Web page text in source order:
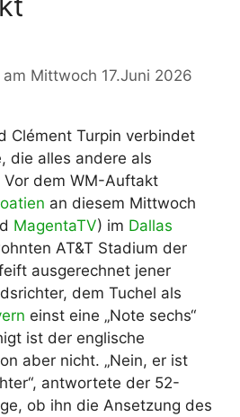
Mittwoch 17.Juni 2026
Clément Turpin verbindet
die alles andere als
dem WM-Auftakt
an diesem Mittwoch
MagentaTV) im Dallas
AT&T Stadium der
ausgerechnet jener
dem Tuchel als
einst eine „Note sechs“
ist der englische
aber nicht. „Nein, er ist
antwortete der 52-
ob ihn die Ansetzung des